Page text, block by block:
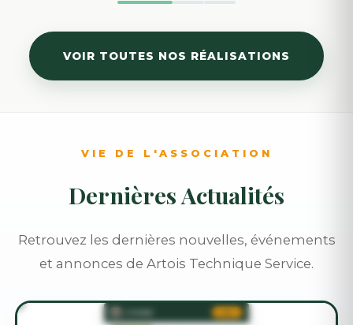
VOIR TOUTES NOS RÉALISATIONS
VIE DE L'ASSOCIATION
Dernières Actualités
Retrouvez les dernières nouvelles, événements
et annonces de Artois Technique Service.